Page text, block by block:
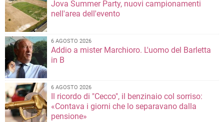
Jova Summer Party, nuovi campionamenti
nell'area dell'evento
6 AGOSTO 2026
Addio a mister Marchioro. L'uomo del Barletta
in B
6 AGOSTO 2026
Il ricordo di "Cecco", il benzinaio col sorriso:
«Contava i giorni che lo separavano dalla
pensione»